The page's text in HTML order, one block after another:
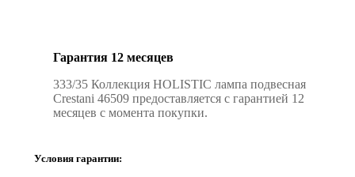
Гарантия 12 месяцев
333/35 Коллекция HOLISTIC лампа подвесная
Crestani 46509 предоставляется с гарантией 12
месяцев с момента покупки.
Условия гарантии: